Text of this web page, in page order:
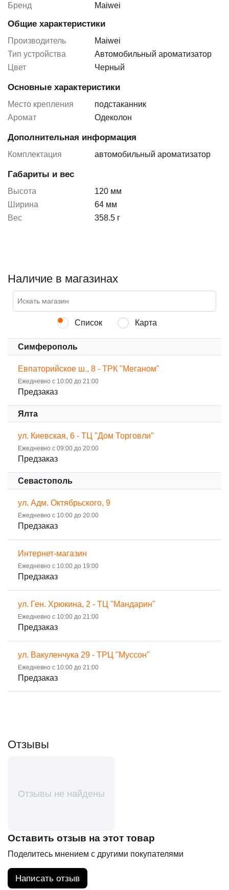
Бренд Maiwei
Общие характеристики
Производитель
Maiwei
Тип устройства
Автомобильный ароматизатор
Цвет
Черный
Основные характеристики
Место крепления
подстаканник
Аромат
Одеколон
Дополнительная информация
Комплектация автомобильный ароматизатор
Габариты и вес
Высота
120 мм
Ширина
64 мм
Вес
358.5 г
Наличие в магазинах
Список Карта
Симферополь
Евпаторийское ш., 8 - ТРК "Меганом"
Ежедневно с 10:00 до 21:00
Предзаказ
Ялта
ул. Киевская, 6 - ТЦ "Дом Торговли"
Ежедневно с 09:00 до 20:00
Предзаказ
Севастополь
ул. Адм. Октябрьского, 9
Ежедневно с 10:00 до 20:00
Предзаказ
Интернет-магазин
Ежедневно с 10:00 до 19:00
Предзаказ
ул. Ген. Хрюкина, 2 - ТЦ "Мандарин"
Ежедневно с 10:00 до 21:00
Предзаказ
ул. Вакуленчука 29 - ТРЦ "Муссон"
Ежедневно с 10:00 до 21:00
Предзаказ
Отзывы
Отзывы не найдены
Оставить отзыв на этот товар
Поделитесь мнением с другими покупателями
Написать отзыв